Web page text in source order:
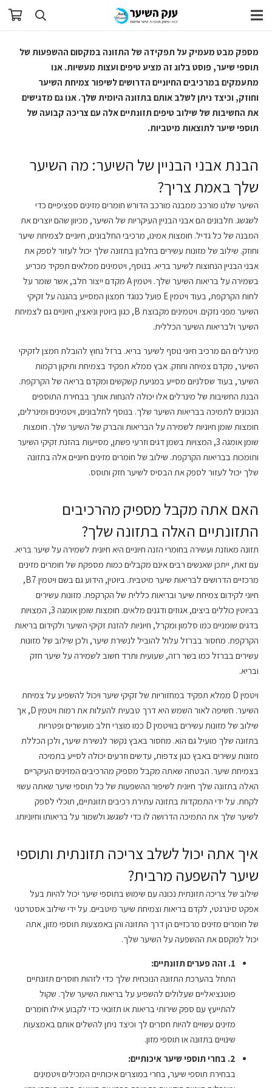
מספק מבט מעמיק על תפקידה של התזונה במקסום ההשפעות של
תוספי שיער, פוסט בלוג זה מציע טיפים ועצות מעשיות. אנו
מתעמקים במרכיבים החיוניים הדרושים לשיפור צמיחת השיער
וחוזק, וכיצד ניתן לשלב אותם בתזונה היומית שלך. אנו גם מדגישים
את החשיבות של שילוב טיפים תזונתיים אלה עם צריכה קבועה של
תוספי שיער לתוצאות מיטביות.
הבנת אבני הבניין של השיער: מה השיער
שלך באמת צריך?
השיער שלנו מורכב ממבנה מורכב הדורש חומרים מזינים ספציפיים כדי
לשגשג. חלבונים הם אבני הבניין העיקריות של השיער, מכיוון שהם יוצרים את
המבנה של כל גדיל. חומצות אמינו, מרכיבי החלבונים, חיוניים לצמיחת שיער
וחוזק. שילוב של מזונות עשירים בחלבון בתזונה שלך יכול לעזור לספק את
אבני הבניין הנחוצות לשיער בריא. בנוסף, ויטמינים ממלאים תפקיד מכריע
בשמירה על בריאות השיער שלך. ויטמין A מקדם ייצור חלב, אשר שומר על
לחות הקרקפת, בעוד ויטמין E פועל כנוגד חמצון המסייע בהגנה על זקיקי
השיער מפני נזקים. ויטמינים מקבוצת B, כגון ביוטין וניאצין, חיוניים גם לצמיחת
השיער ולבריאות השיער הכללית.
מינרלים הם מרכיב חיוני נוסף לשיער בריא. ברזל נחוץ להובלת חמצן לזקיקי
השיער, מקדם צמיחה וחוזק. אבץ ממלא תפקיד בצמיחת ותיקון רקמות
השיער, בעוד שסלניום מסייע במניעת קשקשים ומקדם בריאה של הקרקפת.
הבנת החשיבות של מינרלים אלו יכולה להנחות אותך בבחירת התוספים
הנכונים לתמיכה בבריאות השיער שלך. בנוסף לחלבונים, ויטמינים ומינרלים,
חומצות שומן חיוניות לשמירה על הבריאות והברק של השיער שלך. חומצות
שומן אומגה 3, המצויות בשמן דגים וזרעי פשתן, מסייעות בהזנת זקיקי השיער
ותומכות בבריאות הקרקפת. שילוב של חומרים מזינים חיוניים אלה בתזונה
שלך יכול לעזור לספק את הבסיס לשיער חזק ותוסס.
האם אתה מקבל מספיק מהרכיבים
התזונתיים האלה בתזונה שלך?
תזונה מאוזנת ועשירה בחומרי הזנה חיוניים היא חיונית לשמירה על שיער בריא.
עם זאת, ייתכן שאנשים רבים אינם מקבלים כמות מספקת של חומרים מזינים
מרכזיים הדרושים לבריאות שיער מיטבית. ביוטין, הידוע גם בשם ויטמין B7,
חיוני לקידום צמיחת שיער ובריאות כללית של הקרקפת. מזונות עשירים
בביוטין כוללים ביצים, אגוזים ודגנים מלאים. חומצות שומן אומגה 3, המצויות
בדגים שומניים כמו סלמון ומקרל, חיוניות להזנת זקיקי השיער ולקידום בריאות
הקרקפת. מחסור בברזל עלול להוביל לנשירת שיער, ולכן שילוב של מזונות
עשירים בברזל כמו בשר רזה, שעועית ותרד חשוב לשמירה על שיער חזק
ובריא.
ויטמין D ממלא תפקיד במחזוריות של זקיקי שיער ויכול להשפיע על צמיחת
השיער. חשיפה לאור השמש היא דרך טבעית להעלות את רמות ויטמין D, אך
שילוב של מזונות עשירים בוויטמין D כמו מוצרי חלב מועשרים ופטריות
בתזונה שלך מועיל גם הוא. מחסור באבץ נקשר לנשירת שיער, ולכן הכללת
מזונות עשירים באבץ כגון צדפות, עדשים וזרעים יכולה לסייע בתמיכה
בצמיחת שיער. הבטחה שאתה מקבל מספיק מהרכיבים המזינים העיקריים
האלה בתזונה שלך חיונית לשיפור ההשפעות של כל תוספי שיער שאתה עשוי
לקחת. על ידי התמקדות בתזונה עתירת רכיבים תזונתיים, תוכלי לספק
לשיער שלך את התמיכה הדרושה לו כדי לשגשג ולשמור על בריאותו וחיוניותו.
איך אתה יכול לשלב צריכה תזונתית ותוספי
שיער להשפעה מרבית?
שילוב של צריכה תזונתית נכונה עם שימוש בתוספי שיער יכול להיות בעל
אפקט סינרגטי, לקדם בריאות וצמיחת שיער מיטביים. על ידי שילוב אסטרטגי
של חומרים מזינים מרכזיים הן דרך התזונה והן באמצעות תוספי מזון, אתה
יכול למקסם את ההשפעה על השיער שלך.
1. זהה פערים תזונתיים:
התחל בהערכת התזונה הנוכחית שלך כדי לזהות חוסרים תזונתיים
פוטנציאליים שעלולים להשפיע על בריאות השיער שלך. שקול
להתייעץ עם ספק שירותי בריאות או תזונאי כדי לקבוע אילו חומרים
מזינים עשויים להיות חסרים לך וכיצד ניתן להשלים אותם באמצעות
שינויים בתזונה או תוספי מזון.
2. בחרי תוספי שיער איכותיים:
בבחירת תוספי שיער, בחרי במוצרים איכותיים המכילים ויטמינים